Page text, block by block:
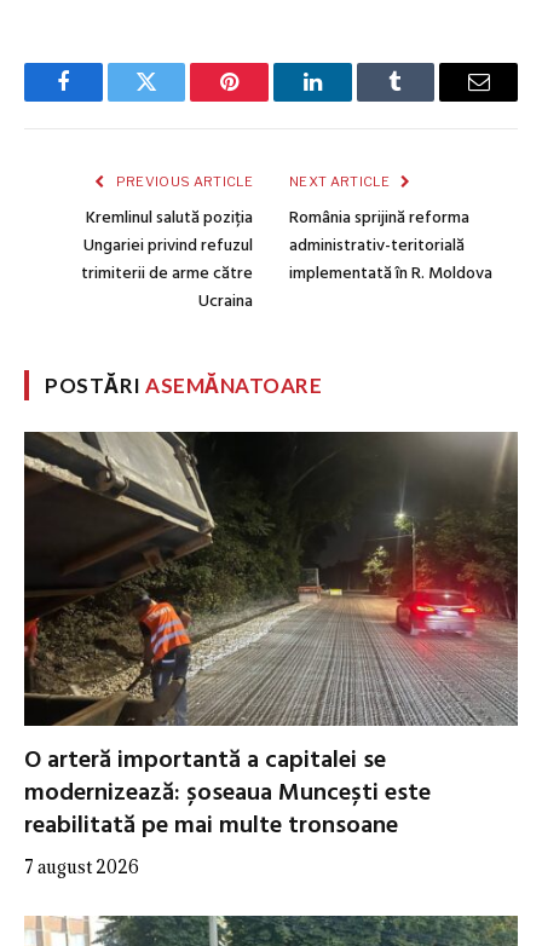
FacebookTwitter Pinterest LinkedInTumblr Email
PREVIOUS ARTICLE
Kremlinul salută poziția
Ungariei privind refuzul
trimiterii de arme către
Ucraina
NEXT ARTICLE
România sprijină reforma
administrativ-teritorială
implementată în R. Moldova
POSTĂRIASEMĂNATOARE
O arteră importantă a capitalei se
modernizează: șoseaua Muncești este
reabilitată pe mai multe tronsoane
7 august 2026